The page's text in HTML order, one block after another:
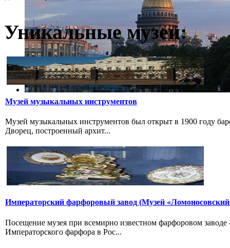
Уникальные музеи:
Музей музыкальных инструментов
Музей музыкальных инструментов был открыт в 1900 году
Дворец, построенный архит...
Императорский фарфоровый завод (Музей
Посещение музея при всемирно известном фарфоровом
Императорского фарфора в Рос...